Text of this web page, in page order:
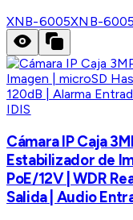
XNB-6005XNB-6005
IDIS
Cámara IP Caja
Estabilizador de
PoE/12V | WDR
Salida | Audio